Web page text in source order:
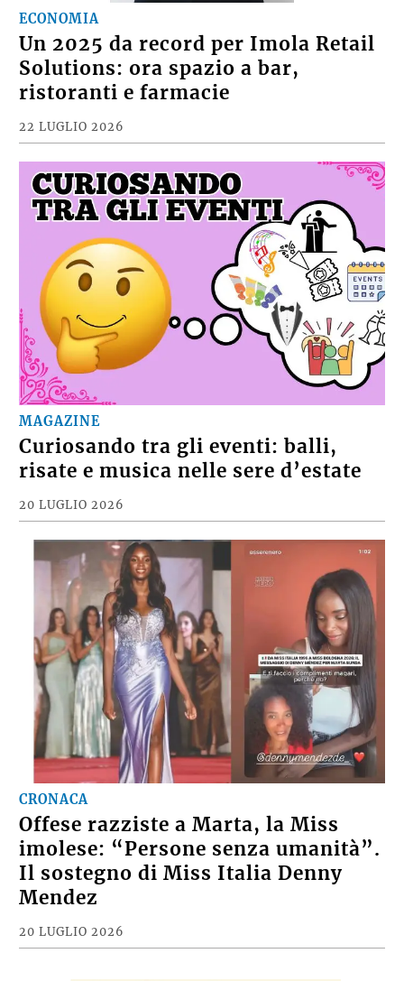
ECONOMIA
Un 2025 da record per Imola Retail
Solutions: ora spazio a bar,
ristoranti e farmacie
22 LUGLIO 2026
MAGAZINE
Curiosando tra gli eventi: balli,
risate e musica nelle sere d’estate
20 LUGLIO 2026
CRONACA
Offese razziste a Marta, la Miss
imolese: “Persone senza umanità”.
Il sostegno di Miss Italia Denny
Mendez
20 LUGLIO 2026